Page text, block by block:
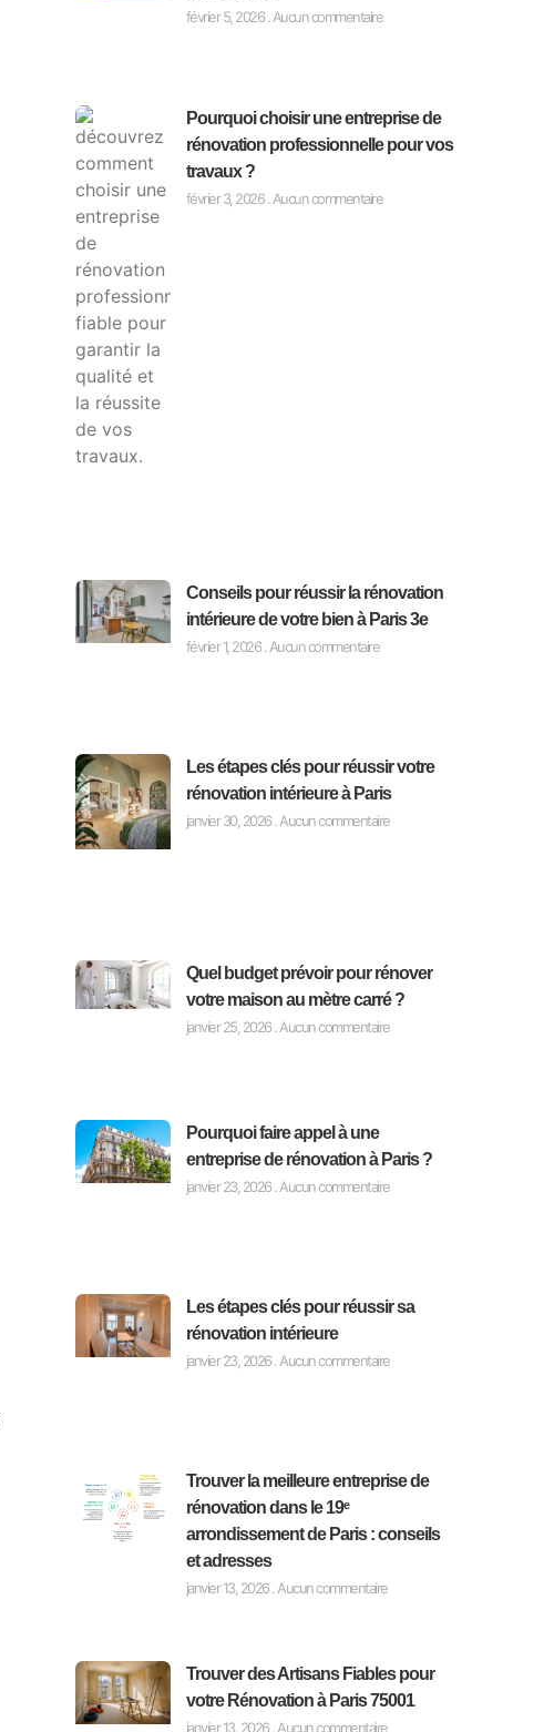
février 5, 2026 Aucun commentaire
Pourquoi choisir une entreprise de
rénovation professionnelle pour vos
travaux ?
février 3, 2026 Aucun commentaire
Conseils pour réussir la rénovation
intérieure de votre bien à Paris 3e
février 1, 2026 Aucun commentaire
Les étapes clés pour réussir votre
rénovation intérieure à Paris
janvier 30, 2026 Aucun commentaire
Quel budget prévoir pour rénover
votre maison au mètre carré ?
janvier 25, 2026 Aucun commentaire
Pourquoi faire appel à une
entreprise de rénovation à Paris ?
janvier 23, 2026 Aucun commentaire
Les étapes clés pour réussir sa
rénovation intérieure
janvier 23, 2026 Aucun commentaire
Trouver la meilleure entreprise de
rénovation dans le 19ᵉ
arrondissement de Paris : conseils
et adresses
janvier 13, 2026 Aucun commentaire
Trouver des Artisans Fiables pour
votre Rénovation à Paris 75001
janvier 13, 2026 Aucun commentaire